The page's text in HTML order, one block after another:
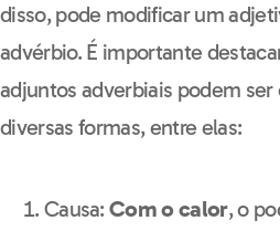
disso, pode modificar um
advérbio. É importante
adjuntos adverbiais podem ser
diversas formas, entre elas:
Causa:Com o calor, o